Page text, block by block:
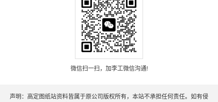
微信扫一扫，加李工微信沟通!
声明：高定图纸站资料皆属于原公司版权所有，本站不承担任何责任。如有侵